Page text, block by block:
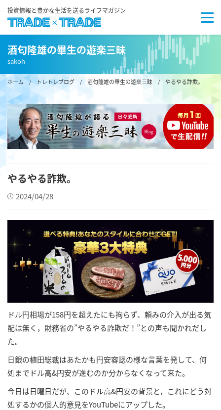
投資情報と豊かな生活を送るライフマガジン
酒匂隆雄の畢生の遊楽三昧
sakoh
ホーム/ トレトレブログ / 酒匂隆雄の畢生の遊楽三昧 / やるやる詐欺。
やるやる詐欺。
2024/04/28
ドル円相場が158円を超えたにも拘らず、頼みの介入が出る気
配は無く，財務省の”やるやる詐欺だ！”との声も聞かれだし
た。
日銀の植田総裁はあたかも円安容認の様な言葉を発して、何
処までドル高&円安が進むのか分からなくなって来た。
今日は日曜日だが、このドル高&円安の背景と，これにどう対
処するかの個人的意見をYouTubeにアップした。